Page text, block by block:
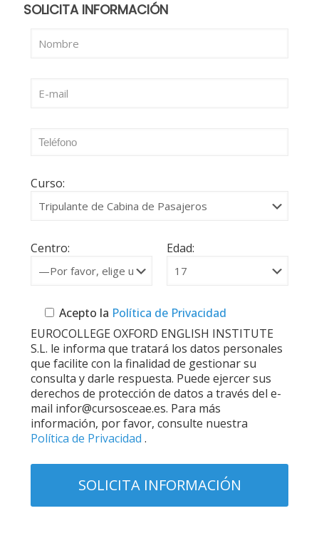
SOLICITA INFORMACIÓN
Curso:
Centro: Edad:
Acepto la Política de Privacidad
EUROCOLLEGE OXFORD ENGLISH INSTITUTE
S.L. le informa que tratará los datos personales
que facilite con la finalidad de gestionar su
consulta y darle respuesta. Puede ejercer sus
derechos de protección de datos a través del e-
mail infor@cursosceae.es. Para más
información, por favor, consulte nuestra
Política de Privacidad .